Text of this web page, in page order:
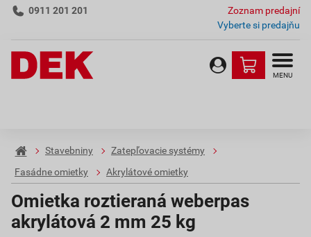
0911 201 201
Zoznam predajní
Vyberte si predajňu
MENU
Stavebniny
Zatepľovacie systémy
Fasádne omietky
Akrylátové omietky
Omietka roztieraná weberpas
akrylátová 2 mm 25 kg